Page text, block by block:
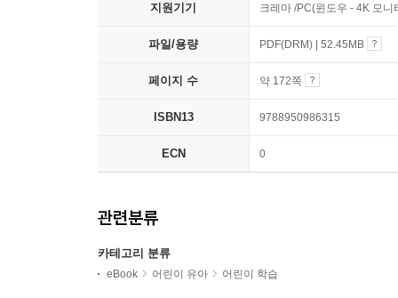
지원기기 크레마 /PC(윈도우 - 4K 모
파일/용량 PDF(DRM) | 52.45MB
페이지 수 약 172쪽
ISBN13 9788950986315
ECN 0
관련분류
카테고리 분류
eBook 어린이 유아 어린이 학습